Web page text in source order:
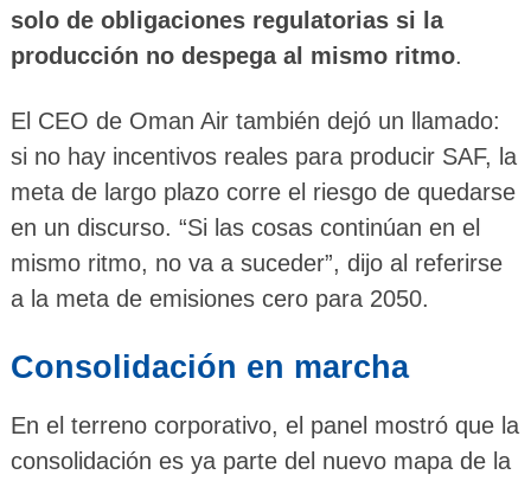
solo de obligaciones regulatorias si la
producción no despega al mismo ritmo.
El CEO de Oman Air también dejó un llamado:
si no hay incentivos reales para producir SAF, la
meta de largo plazo corre el riesgo de quedarse
en un discurso. “Si las cosas continúan en el
mismo ritmo, no va a suceder”, dijo al referirse
a la meta de emisiones cero para 2050.
Consolidación en marcha
En el terreno corporativo, el panel mostró que la
consolidación es ya parte del nuevo mapa de la